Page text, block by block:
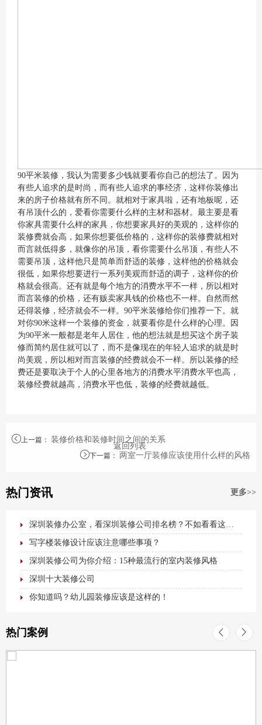
90平米装修，我认为需要多少钱就要看你自己的想法了。因为
有些人追求的是时尚，而有些人追求的事经济，这样你装修出
来的房子价格就有所不同。就相对于家具啦，还有地板呢，还
有吊顶什么的，爱看你需要什么样的主材和器材。最主要是看
你家具需要什么样的家具，你想要家具好的美观的，这样你的
装修费就会高，如果你想要低价格的，这样你的装修费就相对
而言就低得多，就像你的吊顶，看你需要什么吊顶，有些人不
需要吊顶，这样他只是简单而舒适的装修，这样他的价格就会
很低，如果你想要进行一系列美观而舒适的调子，这样你的价
格就会很高。还有就是每个地方的消费水平不一样，所以相对
而言装修的价格，还有贩卖家具钱的价格也不一样。自然而然
还得装修，经济就会不一样。90平米装修给你们推荐一下。就
对你90米这样一个装修的资金，就要看你是什么样的心理。因
为90平米一般都是老年人居住，他的想法就是想买这个房子装
修而简约居住就可以了，而不是像现在的年轻人追求的就是时
尚美观，所以相对而言装修的经费就会不一样。所以装修的经
费还是要取决于个人的心里各地方的消费水平消费水平也高，
装修经费就越高，消费水平也低，装修的经费就越低。
上一篇 ： 装修价格和装修时间之间的关系
下一篇 ： 两室一厅装修应该使用什么样的风格
返回列表
热门资讯 更多>>
深圳装修办公室，看深圳装修公司排名榜？不如看看这篇最全办公室装修攻略！
写字楼装修设计应该注意哪些事项？
深圳装修公司为你介绍：15种最流行的室内装修风格
深圳十大装修公司
你知道吗？幼儿园装修应该是这样的！
热门案例